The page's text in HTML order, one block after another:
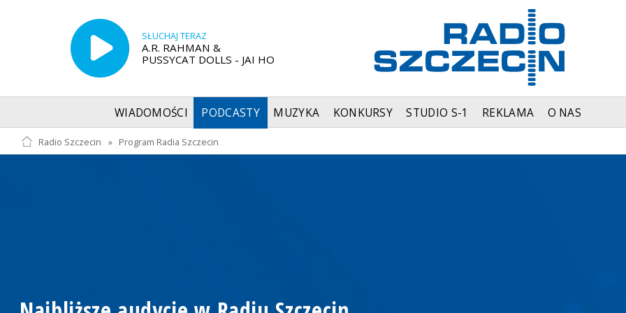
SŁUCHAJ TERAZ
A.R. RAHMAN &
PUSSYCAT DOLLS - JAI HO
WIADOMOŚCI PODCASTY MUZYKA KONKURSY STUDIO S-1 REKLAMA O NAS
Radio Szczecin » Program Radia Szczecin